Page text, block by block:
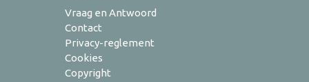
Vraag en Antwoord
Contact
Privacy-reglement
Cookies
Copyright